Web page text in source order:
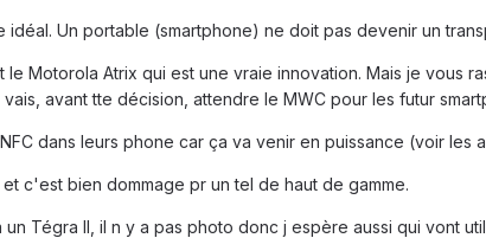
Un portable (smartphone) ne doit pas devenir un
Motorola Atrix qui est une vraie innovation. Mais je vous
avant tte décision, attendre le MWC pour les futur
dans leurs phone car ça va venir en puissance (voir les
c'est bien dommage pr un tel de haut de gamme.
un Tégra II, il n y a pas photo donc j espère aussi qui vont